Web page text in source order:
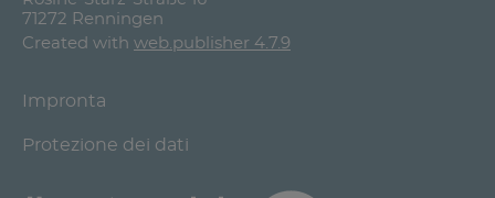
71272 Renningen
Created with web.publisher 4.7.9
Impronta
Protezione dei dati